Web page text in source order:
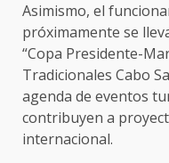
Asimismo, el
próximamente se
“Copa Presidente-
Tradicionales Cabo
agenda de eventos
contribuyen a
internacional.